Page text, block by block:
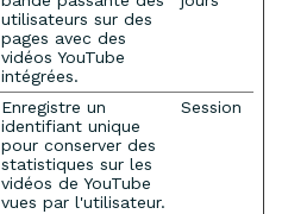
utilisateurs sur des
pages avec des
vidéos YouTube
intégrées.
Enregistre un
identifiant unique
pour conserver des
statistiques sur les
vidéos de YouTube
vues par l'utilisateur.
Session